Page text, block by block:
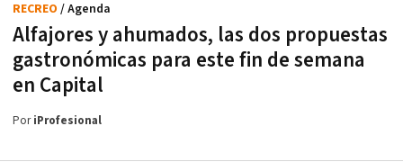
Alfajores y ahumados, las dos propuestas
gastronómicas para este fin de semana
en Capital
RECREO / Agenda
PoriProfesional